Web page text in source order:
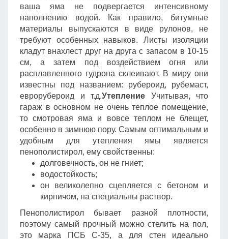
ваша яма не подвергается интенсивному
наполнению водой. Как правило, битумные
материалы выпускаются в виде рулонов, не
требуют особенных навыков. Листы изоляции
кладут внахлест друг на друга с запасом в 10-15
см, а затем под воздействием огня или
расплавленного гудрона склеивают. В миру они
известны под названием: рубероид, рубемаст,
еврорубероид и т.д.Утепление Учитывая, что
гараж в основном не очень теплое помещение,
то смотровая яма и вовсе теплом не блещет,
особенно в зимнюю пору. Самым оптимальным и
удобным для утепления ямы является
пенополистирол, ему свойственны:
долговечность, он не гниет;
водостойкость;
он великолепно сцепляется с бетоном и
кирпичом, на специальны раствор.
Пенополистирол бывает разной плотности,
поэтому самый прочный можно стелить на пол,
это марка ПСБ С-35, а для стен идеально